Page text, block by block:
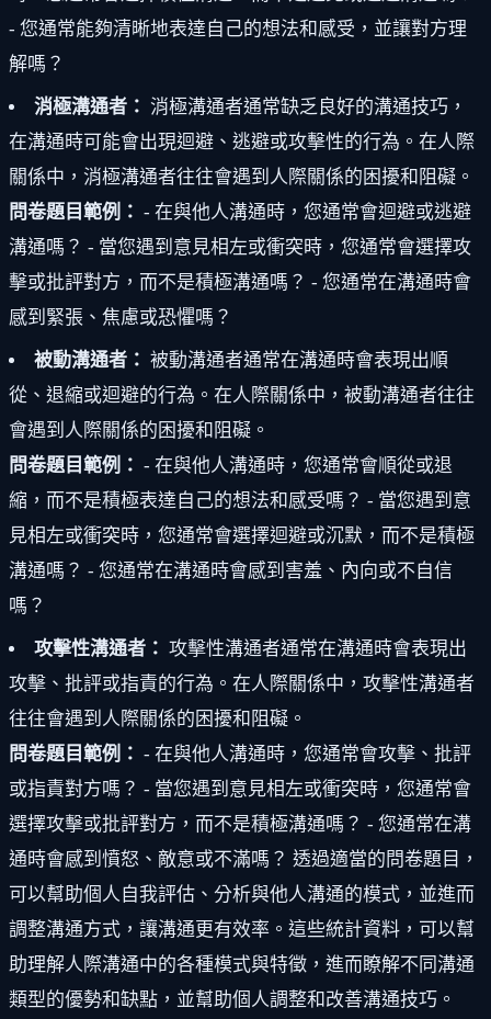
- 您通常能夠清晰地表達自己的想法和感受，並讓對方理
解嗎？
消極溝通者： 消極溝通者通常缺乏良好的溝通技巧，
在溝通時可能會出現迴避、逃避或攻擊性的行為。在人際
關係中，消極溝通者往往會遇到人際關係的困擾和阻礙。
問卷題目範例： - 在與他人溝通時，您通常會迴避或逃避
溝通嗎？ - 當您遇到意見相左或衝突時，您通常會選擇攻
擊或批評對方，而不是積極溝通嗎？ - 您通常在溝通時會
感到緊張、焦慮或恐懼嗎？
被動溝通者： 被動溝通者通常在溝通時會表現出順
從、退縮或迴避的行為。在人際關係中，被動溝通者往往
會遇到人際關係的困擾和阻礙。
問卷題目範例： - 在與他人溝通時，您通常會順從或退
縮，而不是積極表達自己的想法和感受嗎？ - 當您遇到意
見相左或衝突時，您通常會選擇迴避或沉默，而不是積極
溝通嗎？ - 您通常在溝通時會感到害羞、內向或不自信
嗎？
攻擊性溝通者： 攻擊性溝通者通常在溝通時會表現出
攻擊、批評或指責的行為。在人際關係中，攻擊性溝通者
往往會遇到人際關係的困擾和阻礙。
問卷題目範例： - 在與他人溝通時，您通常會攻擊、批評
或指責對方嗎？ - 當您遇到意見相左或衝突時，您通常會
選擇攻擊或批評對方，而不是積極溝通嗎？ - 您通常在溝
通時會感到憤怒、敵意或不滿嗎？ 透過適當的問卷題目，
可以幫助個人自我評估、分析與他人溝通的模式，並進而
調整溝通方式，讓溝通更有效率。這些統計資料，可以幫
助理解人際溝通中的各種模式與特徵，進而瞭解不同溝通
類型的優勢和缺點，並幫助個人調整和改善溝通技巧。